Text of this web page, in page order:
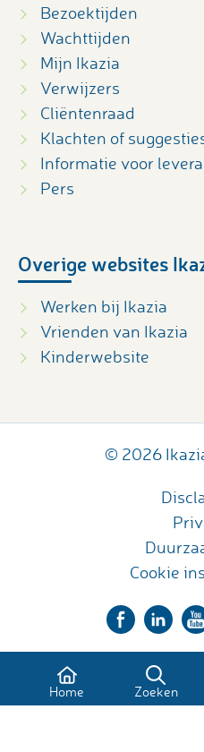
Bezoektijden
Wachttijden
Mijn Ikazia
Verwijzers
Cliëntenraad
Klachten of
Informatie voor
Pers
Overige websites
Werken bij Ikazia
Vrienden van Ikazia
Kinderwebsite
© 2026
Cookie
Home Zoeken